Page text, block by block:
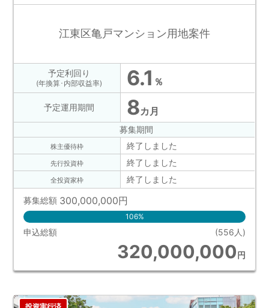
江東区亀戸マンション用地案件
予定利回り
(年換算･内部収益率) 6.1 ％
予定運用期間 8カ月
募集期間
株主優待枠
先行投資枠
全投資家枠
終了しました
終了しました
終了しました
募集総額 300,000,000円
106%
申込総額 (556人)
320,000,000円